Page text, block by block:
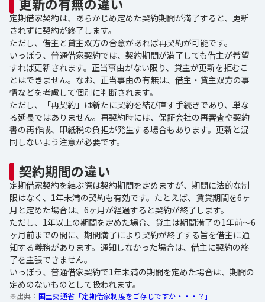
更新の有無の違い
定期借家契約は、あらかじめ定めた契約期間が満了すると、更新
されずに契約が終了します。
ただし、借主と貸主双方の合意があれば再契約が可能です。
いっぽう、普通借家契約では、契約期間が満了しても借主が希望
すれば更新されます。正当事由がない限り、貸主が更新を拒むこ
とはできません。なお、正当事由の有無は、借主・貸主双方の事
情などを考慮して個別に判断されます。
ただし、「再契約」は新たに契約を結び直す手続きであり、単な
る延長ではありません。再契約時には、保証会社の再審査や契約
書の再作成、印紙税の負担が発生する場合もあります。更新と混
同しないよう注意が必要です。
契約期間の違い
定期借家契約を結ぶ際は契約期間を定めますが、期間に法的な制
限はなく、1年未満の契約も有効です。たとえば、賃貸期間を6ヶ
月と定めた場合は、6ヶ月が経過すると契約が終了します。
ただし、1年以上の期間を定めた場合、貸主は期間満了の1年前～6
ヶ月前までの間に、期間満了により契約が終了する旨を借主に通
知する義務があります。通知しなかった場合は、借主に契約の終
了を主張できません。
いっぽう、普通借家契約で1年未満の期間を定めた場合は、期間の
定めのないものとして扱われます。
※出典： 国土交通省「定期借家制度をご存じですか・・・？」